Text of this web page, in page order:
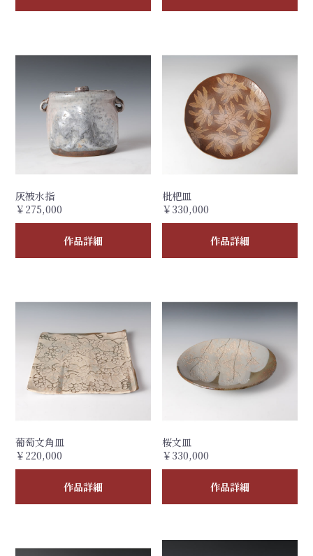
灰被水指
￥275,000
作品詳細
枇杷皿
￥330,000
作品詳細
葡萄文角皿
￥220,000
作品詳細
桜文皿
￥330,000
作品詳細